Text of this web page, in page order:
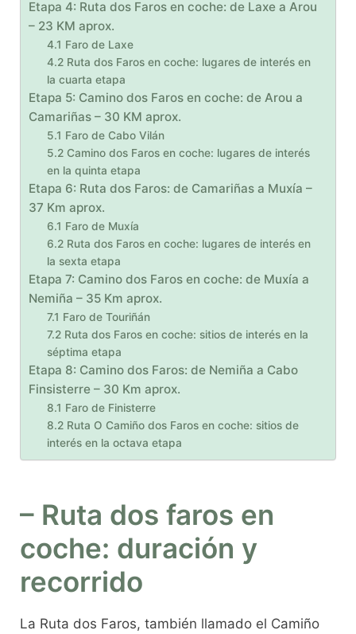
Etapa 4: Ruta dos Faros en coche: de Laxe a Arou
– 23 KM aprox.
4.1 Faro de Laxe
4.2 Ruta dos Faros en coche: lugares de interés en
la cuarta etapa
Etapa 5: Camino dos Faros en coche: de Arou a
Camariñas – 30 KM aprox.
5.1 Faro de Cabo Vilán
5.2 Camino dos Faros en coche: lugares de interés
en la quinta etapa
Etapa 6: Ruta dos Faros: de Camariñas a Muxía –
37 Km aprox.
6.1 Faro de Muxía
6.2 Ruta dos Faros en coche: lugares de interés en
la sexta etapa
Etapa 7: Camino dos Faros en coche: de Muxía a
Nemiña – 35 Km aprox.
7.1 Faro de Touriñán
7.2 Ruta dos Faros en coche: sitios de interés en la
séptima etapa
Etapa 8: Camino dos Faros: de Nemiña a Cabo
Finsisterre – 30 Km aprox.
8.1 Faro de Finisterre
8.2 Ruta O Camiño dos Faros en coche: sitios de
interés en la octava etapa
– Ruta dos faros en
coche: duración y
recorrido
La Ruta dos Faros, también llamado el Camiño